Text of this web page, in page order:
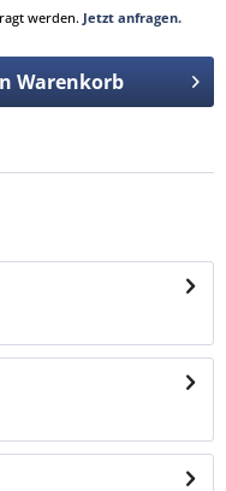
werden. Jetzt anfragen.
Warenkorb